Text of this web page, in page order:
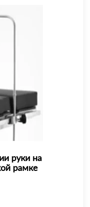
руки на
рамке